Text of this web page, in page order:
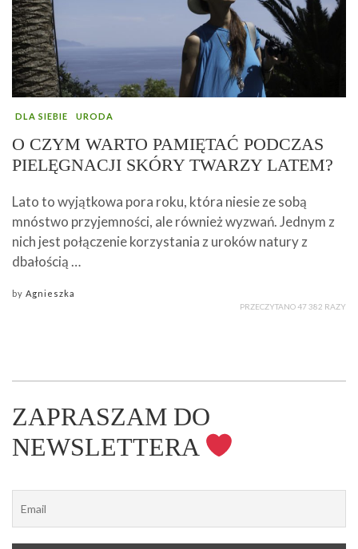
DLA SIEBIE URODA
O CZYM WARTO PAMIĘTAĆ PODCZAS
PIELĘGNACJI SKÓRY TWARZY LATEM?
Lato to wyjątkowa pora roku, która niesie ze sobą
mnóstwo przyjemności, ale również wyzwań. Jednym z
nich jest połączenie korzystania z uroków natury z
dbałością …
by Agnieszka
PRZECZYTANO 47 382 RAZY
ZAPRASZAM DO
NEWSLETTERA